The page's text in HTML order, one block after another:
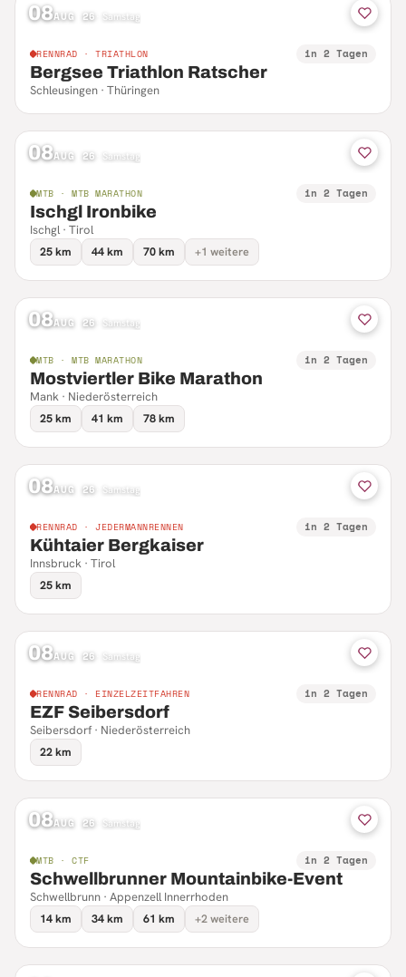
08AUG 26 Samstag
RENNRAD · TRIATHLON in 2 Tagen
Bergsee Triathlon Ratscher
Schleusingen · Thüringen
08AUG 26 Samstag
MTB · MTB MARATHON in 2 Tagen
Ischgl Ironbike
Ischgl · Tirol
25 km
44 km 70 km +1 weitere
08AUG 26 Samstag
MTB · MTB MARATHON in 2 Tagen
Mostviertler Bike Marathon
Mank · Niederösterreich
25 km
41 km 78 km
08AUG 26 Samstag
RENNRAD · JEDERMANNRENNEN in 2 Tagen
Kühtaier Bergkaiser
Innsbruck · Tirol
25 km
08AUG 26 Samstag
RENNRAD · EINZELZEITFAHREN in 2 Tagen
EZF Seibersdorf
Seibersdorf · Niederösterreich
22 km
08AUG 26 Samstag
MTB · CTF in 2 Tagen
Schwellbrunner Mountainbike-Event
Schwellbrunn · Appenzell Innerrhoden
14 km
34 km 61 km +2 weitere